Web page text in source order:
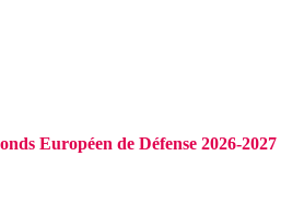
Européen de Défense 2026-2027